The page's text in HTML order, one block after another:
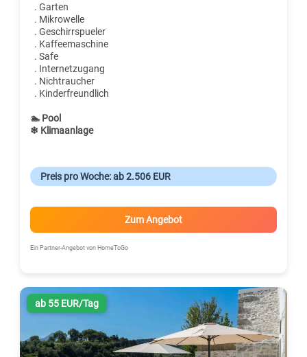
. Garten
. Mikrowelle
. Geschirrspueler
. Kaffeemaschine
. Safe
. Internetzugang
. Nichtraucher
. Kinderfreundlich
🏊 Pool
❄ Klimaanlage
Preis pro Woche: ab 2.506 EUR
Zum Angebot
Ein Partner-Angebot von HomeToGo
ab 55 EUR/Tag